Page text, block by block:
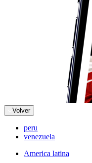
Volver
peru
venezuela
America latina